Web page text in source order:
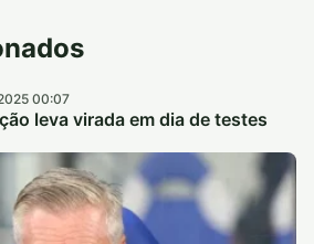
00:07
leva virada em dia de testes